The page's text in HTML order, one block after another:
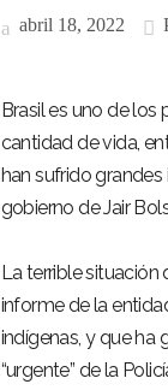
abril 18, 2022
Brasil es uno de los
cantidad de vida,
han sufrido grandes
gobierno de Jair
La terrible
informe de la
indígenas, y que ha
“urgente” de la